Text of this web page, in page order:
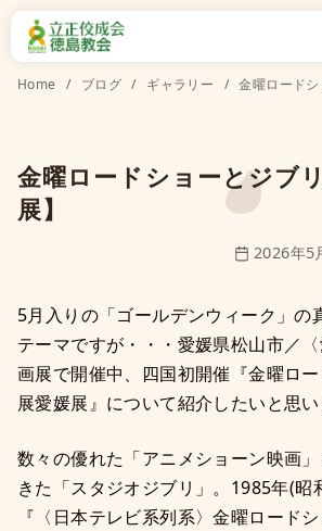
Home ブログ ギャラリー 金曜ロードシ
金曜ロードショーとジブ
展】
2026年5
5月入りの「ゴールデンウィーク」の
テーマですが・・・愛媛県松山市／
画展で開催中、四国初開催『金曜ロ
展愛媛展』について紹介したいと思い
数々の優れた「アニメショーン映画
きた「スタジオジブリ」。1985年(昭
『〈日本テレビ系列系〉金曜ロード